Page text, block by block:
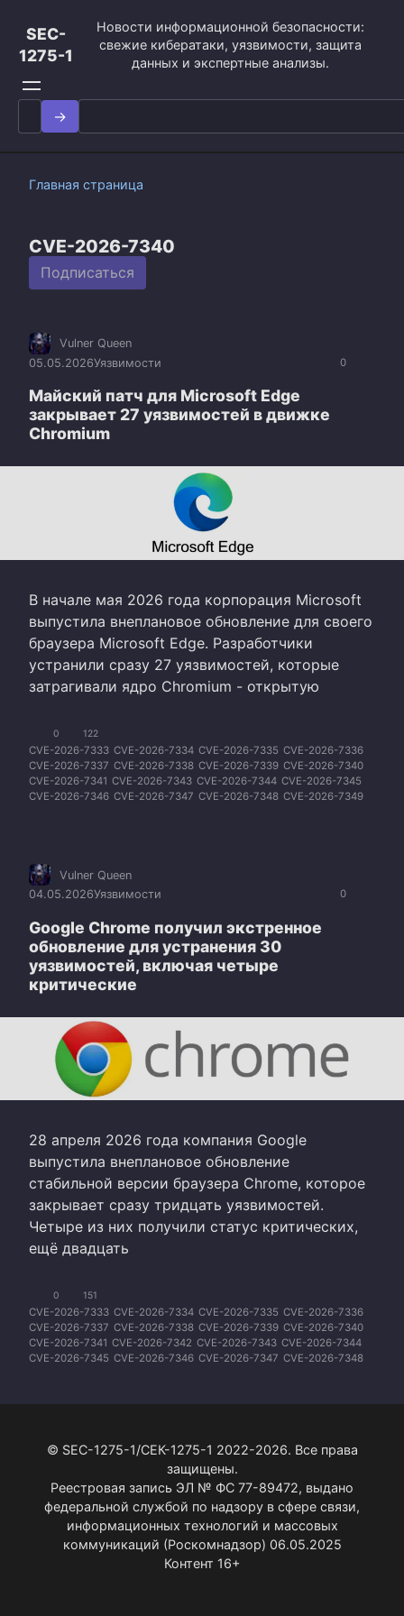
контенту
SEC-
1275-1
Новости информационной безопасности:
свежие кибератаки, уязвимости, защита
данных и экспертные анализы.
Search
for:
Главная страница
CVE-2026-7340
Подписаться
0
Vulner Queen
05.05.2026Уязвимости
Майский патч для Microsoft Edge
закрывает 27 уязвимостей в движке
Chromium
В начале мая 2026 года корпорация Microsoft
выпустила внеплановое обновление для своего
браузера Microsoft Edge. Разработчики
устранили сразу 27 уязвимостей, которые
затрагивали ядро Chromium - открытую
0 122
CVE-2026-7333 CVE-2026-7334 CVE-2026-7335 CVE-2026-7336
CVE-2026-7337 CVE-2026-7338 CVE-2026-7339 CVE-2026-7340
CVE-2026-7341 CVE-2026-7343 CVE-2026-7344 CVE-2026-7345
CVE-2026-7346 CVE-2026-7347 CVE-2026-7348 CVE-2026-7349
0
Vulner Queen
04.05.2026Уязвимости
Google Chrome получил экстренное
обновление для устранения 30
уязвимостей, включая четыре
критические
28 апреля 2026 года компания Google
выпустила внеплановое обновление
стабильной версии браузера Chrome, которое
закрывает сразу тридцать уязвимостей.
Четыре из них получили статус критических,
ещё двадцать
0 151
CVE-2026-7333 CVE-2026-7334 CVE-2026-7335 CVE-2026-7336
CVE-2026-7337 CVE-2026-7338 CVE-2026-7339 CVE-2026-7340
CVE-2026-7341 CVE-2026-7342 CVE-2026-7343 CVE-2026-7344
CVE-2026-7345 CVE-2026-7346 CVE-2026-7347 CVE-2026-7348
CVE-2026-7357 CVE-2026-7358 CVE-2026-7359 CVE-2026-7360
© SEC-1275-1/СЕК-1275-1 2022-2026. Все права
защищены.
Реестровая запись ЭЛ № ФС 77-89472, выдано
федеральной службой по надзору в сфере связи,
информационных технологий и массовых
коммуникаций (Роскомнадзор) 06.05.2025
Контент 16+